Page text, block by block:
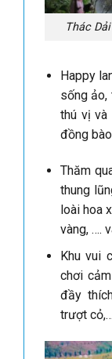
Thác
Happy
sống ảo,
thú vị và
đồng
Thăm
thung
loài hoa
vàng, ….
Khu vui
chơi
đầy
trượt